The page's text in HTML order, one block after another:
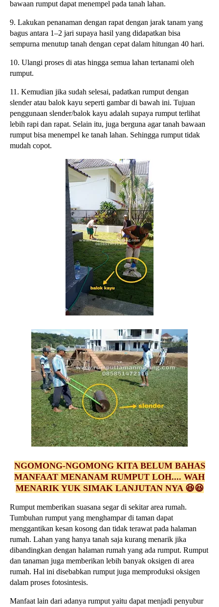
bawaan rumput dapat menempel pada tanah lahan.
9. Lakukan penanaman dengan rapat dengan jarak tanam yang
bagus antara 1–2 jari supaya hasil yang didapatkan bisa
sempurna menutup tanah dengan cepat dalam hitungan 40 hari.
10. Ulangi proses di atas hingga semua lahan tertanami oleh
rumput.
11. Kemudian jika sudah selesai, padatkan rumput dengan
slender atau balok kayu seperti gambar di bawah ini. Tujuan
penggunaan slender/balok kayu adalah supaya rumput terlihat
lebih rapi dan rapat. Selain itu, juga berguna agar tanah bawaan
rumput bisa menempel ke tanah lahan. Sehingga rumput tidak
mudah copot.
NGOMONG-NGOMONG KITA BELUM BAHAS
MANFAAT MENANAM RUMPUT LOH.... WAH
MENARIK YUK SIMAK LANJUTAN NYA 😆😆
Rumput memberikan suasana segar di sekitar area rumah.
Tumbuhan rumput yang menghampar di taman dapat
menggantikan kesan kosong dan tidak terawat pada halaman
rumah. Lahan yang hanya tanah saja kurang menarik jika
dibandingkan dengan halaman rumah yang ada rumput. Rumput
dan tanaman juga memberikan lebih banyak oksigen di area
rumah. Hal ini disebabkan rumput juga memproduksi oksigen
dalam proses fotosintesis.
Manfaat lain dari adanya rumput yaitu dapat menjadi penyubur